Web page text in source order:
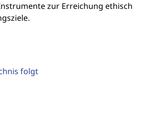
folgt
zur Erreichung ethisch